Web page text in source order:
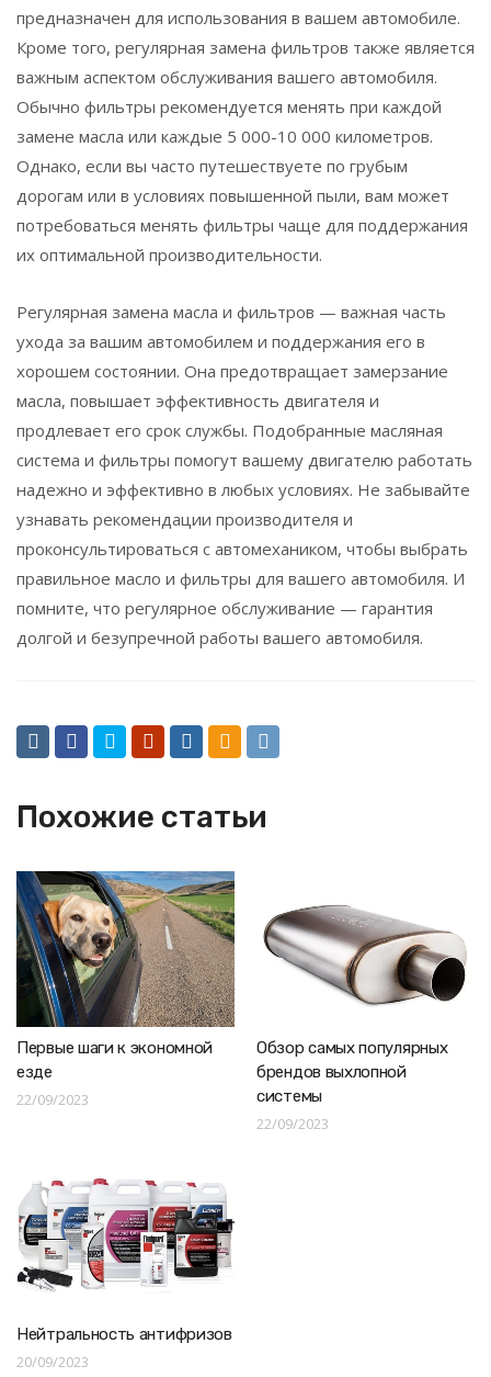
предназначен для использования в вашем автомобиле.
Кроме того, регулярная замена фильтров также является
важным аспектом обслуживания вашего автомобиля.
Обычно фильтры рекомендуется менять при каждой
замене масла или каждые 5 000-10 000 километров.
Однако, если вы часто путешествуете по грубым
дорогам или в условиях повышенной пыли, вам может
потребоваться менять фильтры чаще для поддержания
их оптимальной производительности.
Регулярная замена масла и фильтров — важная часть
ухода за вашим автомобилем и поддержания его в
хорошем состоянии. Она предотвращает замерзание
масла, повышает эффективность двигателя и
продлевает его срок службы. Подобранные масляная
система и фильтры помогут вашему двигателю работать
надежно и эффективно в любых условиях. Не забывайте
узнавать рекомендации производителя и
проконсультироваться с автомехаником, чтобы выбрать
правильное масло и фильтры для вашего автомобиля. И
помните, что регулярное обслуживание — гарантия
долгой и безупречной работы вашего автомобиля.
Похожие статьи
Первые шаги к экономной
езде
22/09/2023
Обзор самых популярных
брендов выхлопной
системы
22/09/2023
Нейтральность антифризов
20/09/2023